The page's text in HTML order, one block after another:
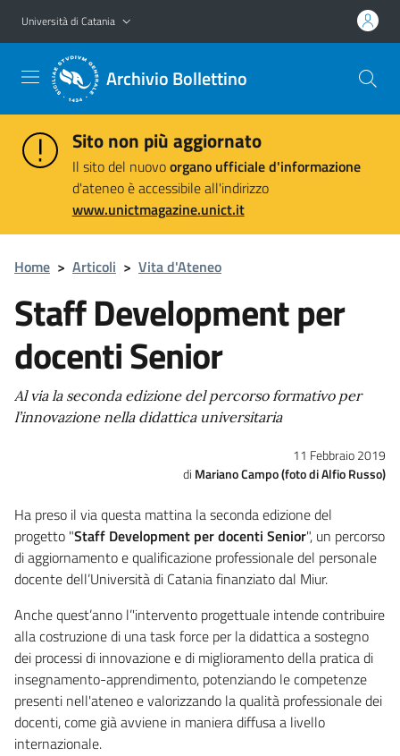
Vai al contenuto principale
Vai al menu di navigazione
Università di Catania
Archivio Bollettino
Sito non più aggiornato
Il sito del nuovoorgano ufficiale d'informazione
d'ateneo è accessibile all'indirizzo
www.unictmagazine.unict.it
Home > Articoli > Vita d'Ateneo
Staff Development per
docenti Senior
Al via la seconda edizione del percorso formativo per
l’innovazione nella didattica universitaria
11 Febbraio 2019
Mariano Campo (foto di Alfio Russo)
Ha preso il via questa mattina la seconda edizione del
progetto "Staff Development per docenti Senior", un percorso
di aggiornamento e qualificazione professionale del personale
docente dell’Università di Catania finanziato dal Miur.
Anche quest’anno l’'intervento progettuale intende contribuire
alla costruzione di una task force per la didattica a sostegno
dei processi di innovazione e di miglioramento della pratica di
insegnamento-apprendimento, potenziando le competenze
presenti nell'ateneo e valorizzando la qualità professionale dei
docenti, come già avviene in maniera diffusa a livello
internazionale.